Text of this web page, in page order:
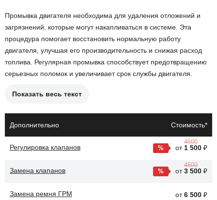
Промывка двигателя необходима для удаления отложений и
загрязнений, которые могут накапливаться в системе. Эта
процедура помогает восстановить нормальную работу
двигателя, улучшая его производительность и снижая расход
топлива. Регулярная промывка способствует предотвращению
серьезных поломок и увеличивает срок службы двигателя.
Добавление промывочного средства в масло и запуск
масляного фильтра и заливка нового масла.
Показать весь текст
Дополнительно Стоимость*
Регулировка клапанов от
4500
1 500 ₽
Замена клапанов от
4500
3 500 ₽
Замена ремня ГРМ от6 500 ₽